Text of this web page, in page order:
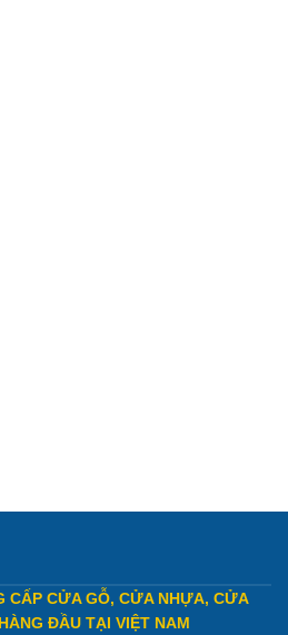
CẤP CỬA GỖ, CỬA NHỰA, CỬA
ĐẦU TẠI VIỆT NAM